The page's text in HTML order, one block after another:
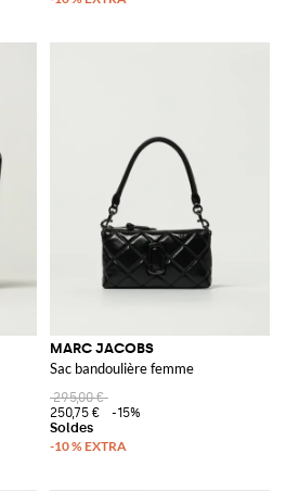
MARC JACOBS
Sac bandoulière femme
295,00 €
250,75 €
-15%